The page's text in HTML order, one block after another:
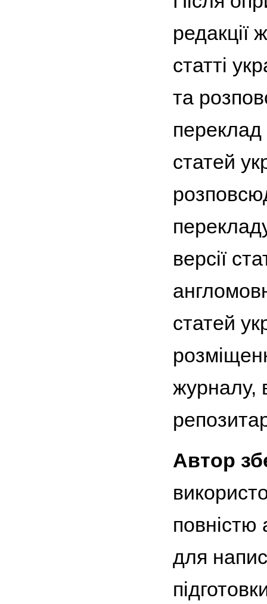
редакції
статті
та
переклад
статей
версії
статей
журналу,
Автор
повністю
для